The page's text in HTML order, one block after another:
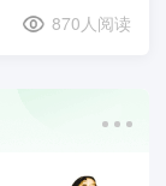
870人阅读